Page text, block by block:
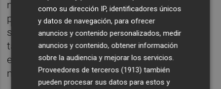
municipio se convierta en un referente de
progreso y transformación, que inspire y
sirva de ejemplo a otras comunidades que
también buscan transiciones hacia una
energía más sostenible y responsable con el
medio ambiente.
como su dirección IP, identificadores únicos
y datos de navegación, para ofrecer
anuncios y contenido personalizados, medir
anuncios y contenido, obtener información
sobre la audiencia y mejorar los servicios.
Proveedores de terceros (1913) también
pueden procesar sus datos para estos y